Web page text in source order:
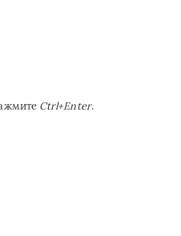
Ctrl+Enter.